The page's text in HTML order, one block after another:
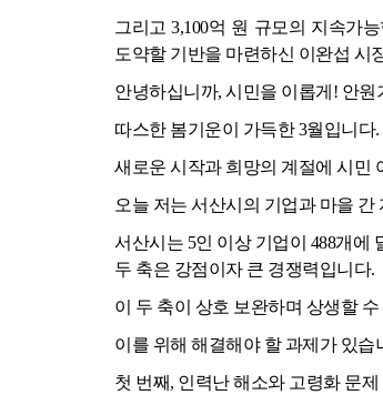
그리고 3,100억 원 규모의 지속가
도약할 기반을 마련하신 이완섭 시
안녕하십니까, 시민을 이롭게! 안원
따스한 봄기운이 가득한 3월입니다.
새로운 시작과 희망의 계절에 시민
오늘 저는 서산시의 기업과 마을
서산시는 5인 이상 기업이 488개에
두 축은 강점이자 큰 경쟁력입니다.
이 두 축이 상호 보완하며 상생할
이를 위해 해결해야 할 과제가 있습
첫 번째, 인력난 해소와 고령화 문